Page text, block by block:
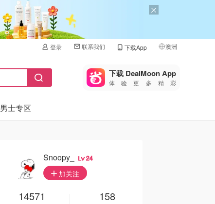
登录 联系我们 下载App 澳洲
🇺🇸
🇨🇳 中国
🇮🇹
下载 DealMoon App
体验更多精彩
男士专区
Snoopy_ 24
加关注
14571 158